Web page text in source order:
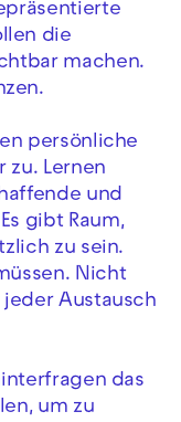
die
machen.
persönliche
zu. Lernen
und
gibt Raum,
zu sein.
Nicht
jeder Austausch
das
um zu